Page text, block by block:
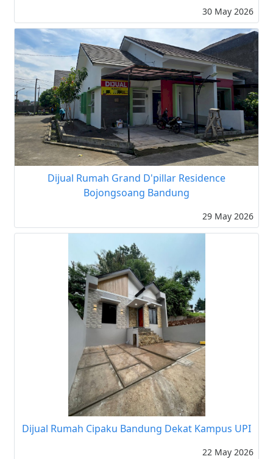
30 May 2026
Dijual Rumah Grand D'pillar Residence
Bojongsoang Bandung
29 May 2026
Dijual Rumah Cipaku Bandung Dekat Kampus UPI
22 May 2026